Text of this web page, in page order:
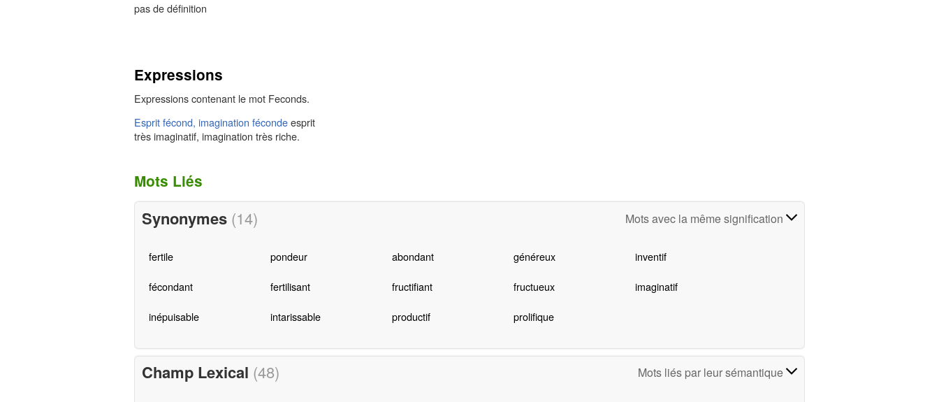
pas de définition
Expressions
Expressions contenant le mot Feconds.
Esprit fécond, imagination fécondeesprit
très imaginatif, imagination très riche.
Mots Liés
Synonymes (14) Mots avec la même signification
fertile pondeur abondant généreux inventif
fécondant fertilisant fructifiant fructueux imaginatif
inépuisable intarissable productif prolifique
Champ Lexical (48) Mots liés par leur sémantique